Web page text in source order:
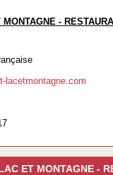
MONTAGNE -
lacetmontagne.com
ET MONTAGNE -